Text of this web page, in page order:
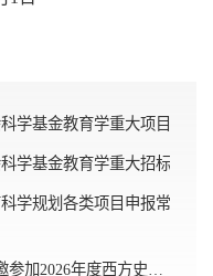
学基金教育学重大项目选题
学基金教育学重大招标项目
学规划各类项目申报常见问